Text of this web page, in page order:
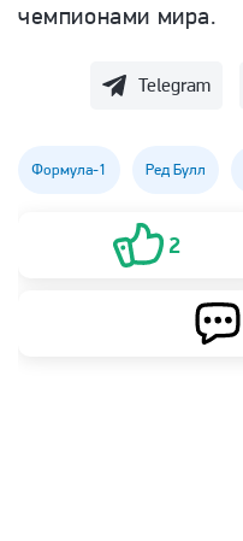
чемпионами мира.
Telegram
Формула-1 Ред Булл
Хельмут Марко 2